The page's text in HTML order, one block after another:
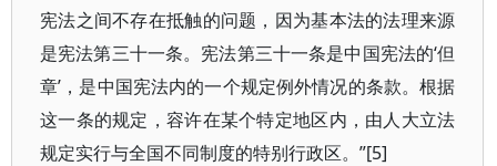
宪法之间不存在抵触的问题，因为基本法的法理来源
是宪法第三十一条。宪法第三十一条是中国宪法的‘但
章’，是中国宪法内的一个规定例外情况的条款。根据
这一条的规定，容许在某个特定地区内，由人大立法
规定实行与全国不同制度的特别行政区。”[5]